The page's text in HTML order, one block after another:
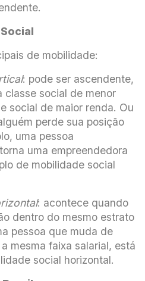
de mobilidade:
: pode ser ascendente,
classe social de menor
social de maior renda. Ou
perde sua posição
uma pessoa
uma empreendedora
de mobilidade social
: acontece quando
dentro do mesmo estrato
pessoa que muda de
mesma faixa salarial, está
social horizontal.